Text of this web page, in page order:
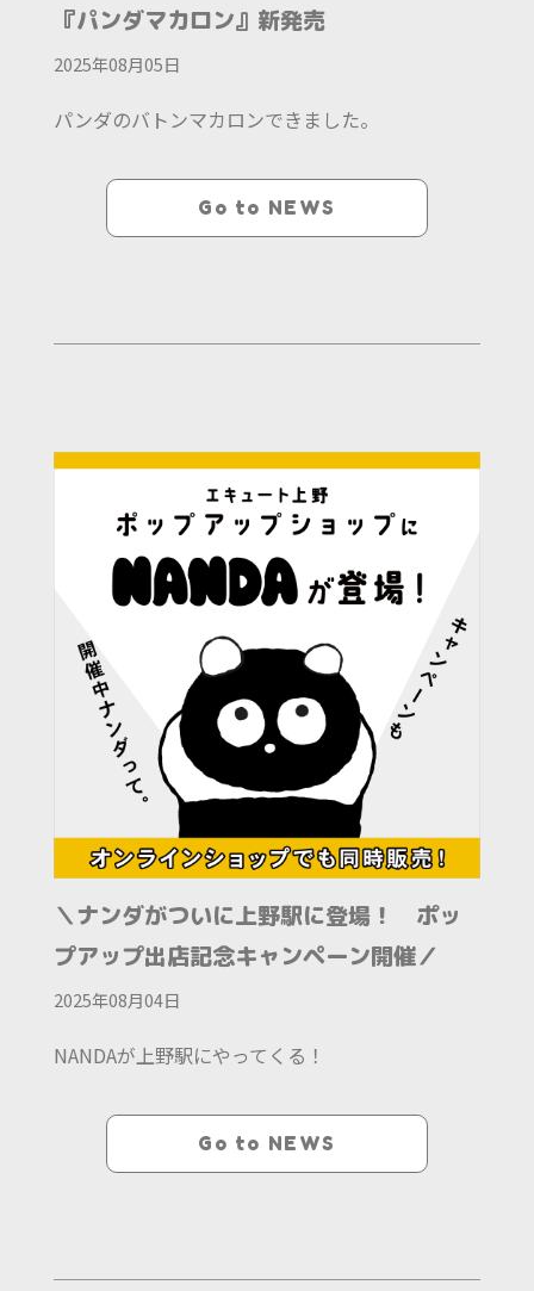
『パンダマカロン』新発売
2025年08月05日
パンダのバトンマカロンできました。
Go to NEWS
＼ナンダがついに上野駅に登場！ ポッ
プアップ出店記念キャンペーン開催／
2025年08月04日
NANDAが上野駅にやってくる！
Go to NEWS